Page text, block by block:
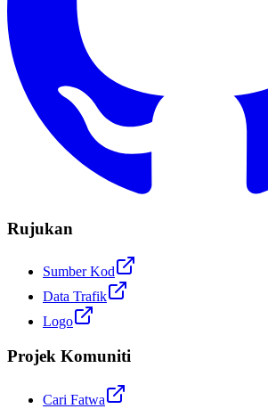
Rujukan
Sumber Kod
Data Trafik
Logo
Projek Komuniti
Cari Fatwa